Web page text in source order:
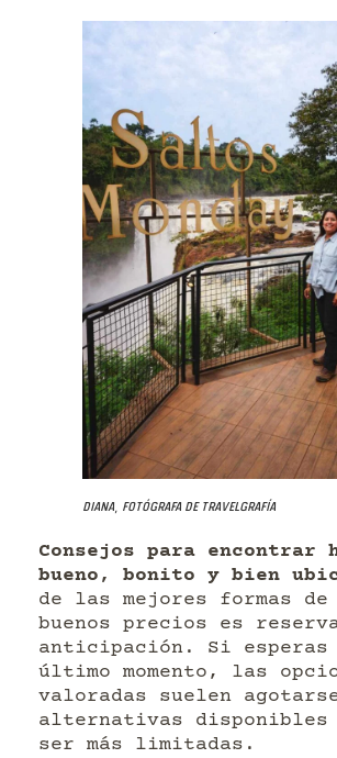
Diana, fotógrafa de Travelgrafía
Consejos para encontrar
bueno, bonito y bien
de las mejores formas de
buenos precios es
anticipación. Si esperas
último momento, las
valoradas suelen
alternativas disponibles
ser más limitadas.